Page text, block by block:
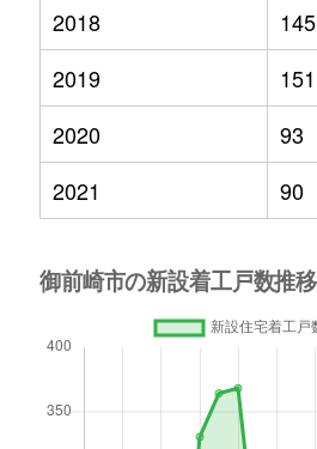
2018
145
2019
151
2020
93
2021
90